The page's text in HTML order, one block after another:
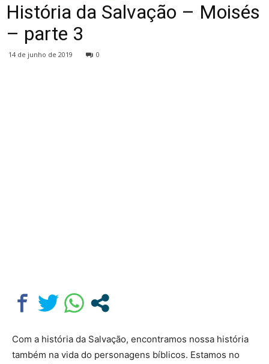
História da Salvação – Moisés
– parte 3
14 de junho de 2019 0
Com a história da Salvação, encontramos nossa história
também na vida do personagens bíblicos. Estamos no